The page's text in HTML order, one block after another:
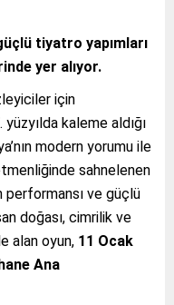
tiyatro yapımları
yer alıyor.
için
yüzyılda kaleme aldığı
modern yorumu ile
sahnelenen
performansı ve güçlü
doğası, cimrilik ve
alan oyun, 11 Ocak
Ana